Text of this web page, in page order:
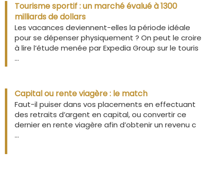
Tourisme sportif : un marché évalué à 1300
milliards de dollars
Les vacances deviennent-elles la période idéale
pour se dépenser physiquement ? On peut le croire
à lire l’étude menée par Expedia Group sur le touris
...
Capital ou rente viagère : le match
Faut-il puiser dans vos placements en effectuant
des retraits d’argent en capital, ou convertir ce
dernier en rente viagère afin d’obtenir un revenu c
...